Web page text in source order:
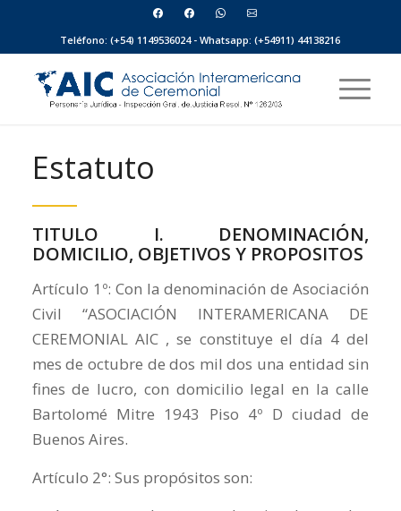
Teléfono: (+54) 1149536024 - Whatsapp: (+54911) 44138216
Estatuto
TITULO I. DENOMINACIÓN,
DOMICILIO, OBJETIVOS Y PROPOSITOS
Artículo 1º: Con la denominación de Asociación
Civil “ASOCIACIÓN INTERAMERICANA DE
CEREMONIAL AIC , se constituye el día 4 del
mes de octubre de dos mil dos una entidad sin
fines de lucro, con domicilio legal en la calle
Bartolomé Mitre 1943 Piso 4º D ciudad de
Buenos Aires.
Artículo 2°: Sus propósitos son: